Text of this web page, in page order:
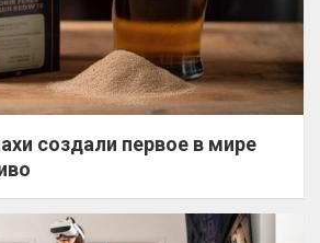
создали первое в мире